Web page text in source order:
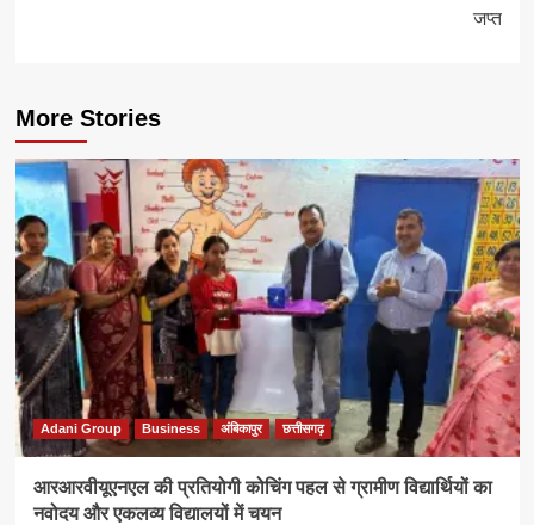
जप्त
More Stories
Adani Group Business अंबिकापुर छत्तीसगढ़
आरआरवीयूएनएल की प्रतियोगी कोचिंग पहल से ग्रामीण विद्यार्थियों का
नवोदय और एकलव्य विद्यालयों में चयन